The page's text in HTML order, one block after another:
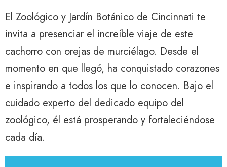
El Zoológico y Jardín Botánico de Cincinnati te
invita a presenciar el increíble viaje de este
cachorro con orejas de murciélago. Desde el
momento en que llegó, ha conquistado corazones
e inspirando a todos los que lo conocen. Bajo el
cuidado experto del dedicado equipo del
zoológico, él está prosperando y fortaleciéndose
cada día.